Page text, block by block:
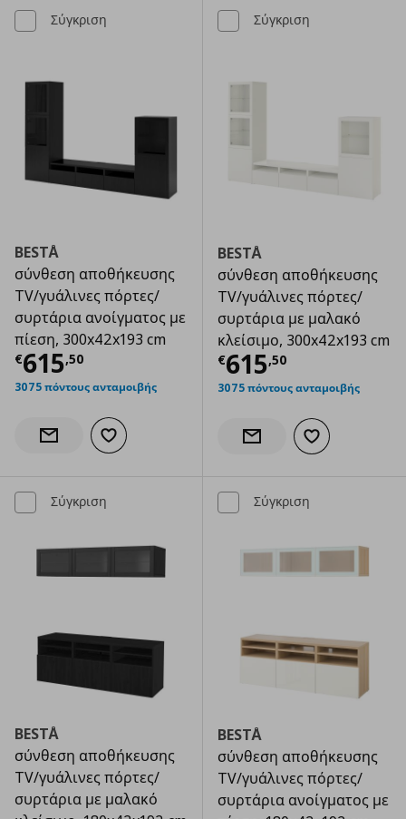
Σύγκριση
BESTÅ
σύνθεση αποθήκευσης
TV/γυάλινες πόρτες/
συρτάρια ανοίγματος με
πίεση, 300x42x193 cm
€615,50
Τρέχουσα τιμή € 615,50
3075 πόντους ανταμοιβής
Ενημέρωση διαθεσιμότητας
Προσθήκη στα αγαπημένα
Σύγκριση
BESTÅ
σύνθεση αποθήκευσης
TV/γυάλινες πόρτες/
συρτάρια με μαλακό
κλείσιμο, 300x42x193 cm
€615,50
Τρέχουσα
3075 πόντους ανταμοιβής
Ενημέρωση διαθεσιμότητας
Προσθήκη στα
Σύγκριση
BESTÅ
σύνθεση αποθήκευσης
TV/γυάλινες πόρτες/
συρτάρια με μαλακό
Σύγκριση
BESTÅ
σύνθεση αποθήκευσης
TV/γυάλινες πόρτες/
συρτάρια ανοίγματος με